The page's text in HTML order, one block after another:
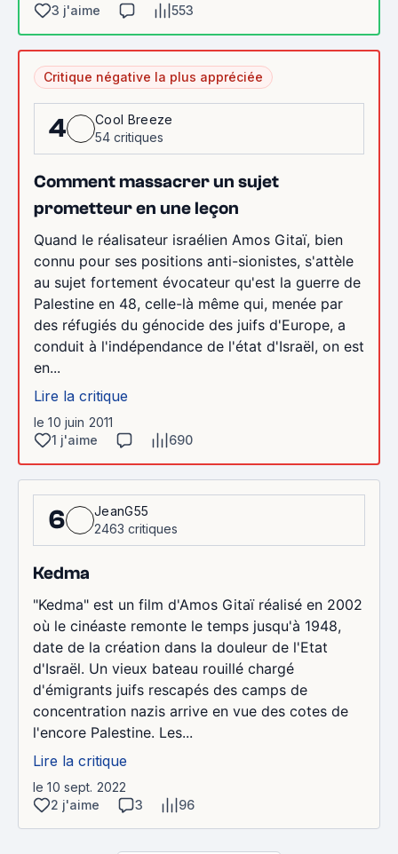
3 j'aime 553
Critique négative la plus appréciée
4
Cool Breeze
54 critiques
Comment massacrer un sujet
prometteur en une leçon
Quand le réalisateur israélien Amos Gitaï, bien
connu pour ses positions anti-sionistes, s'attèle
au sujet fortement évocateur qu'est la guerre de
Palestine en 48, celle-là même qui, menée par
des réfugiés du génocide des juifs d'Europe, a
conduit à l'indépendance de l'état d'Israël, on est
en...
Lire la critique
le 10 juin 2011
1 j'aime
690
6
JeanG55
2463 critiques
Kedma
"Kedma" est un film d'Amos Gitaï réalisé en 2002
où le cinéaste remonte le temps jusqu'à 1948,
date de la création dans la douleur de l'Etat
d'Israël. Un vieux bateau rouillé chargé
d'émigrants juifs rescapés des camps de
concentration nazis arrive en vue des cotes de
l'encore Palestine. Les...
Lire la critique
le 10 sept. 2022
2 j'aime
3 96